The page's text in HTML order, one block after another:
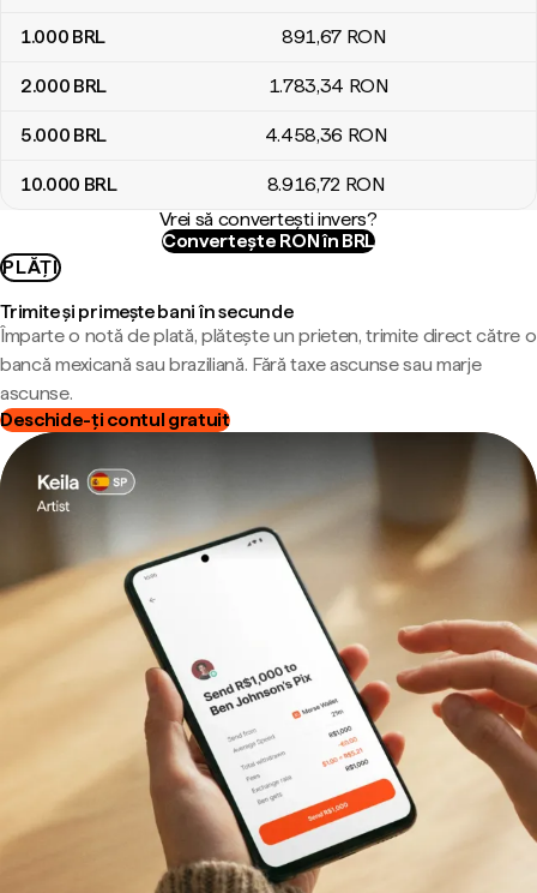
1.000 BRL 891,67 RON
2.000 BRL 1.783,34 RON
5.000 BRL 4.458,36 RON
10.000 BRL 8.916,72 RON
Vrei să convertești invers?
Convertește RON în BRL
PLĂȚI
Trimite și primește bani în secunde
Împarte o notă de plată, plătește un prieten, trimite direct către o
bancă mexicană sau braziliană. Fără taxe ascunse sau marje
ascunse.
Deschide-ți contul gratuit